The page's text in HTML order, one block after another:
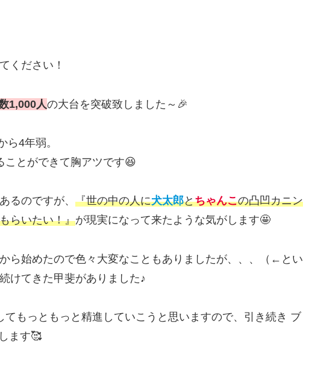
ください！
1,000人の大台を突破致しました～🎉
ら4年弱。
ことができて胸アツです😆
るのですが、 『世の中の人に犬太郎とちゃんこの凸凹カニン
らいたい！』が現実になって来たような気がします🤩
ら始めたので色々大変なこともありましたが、、、（←とい
けてきた甲斐がありました♪
てもっともっと精進していこうと思いますので、引き続き ブ
ます🥰